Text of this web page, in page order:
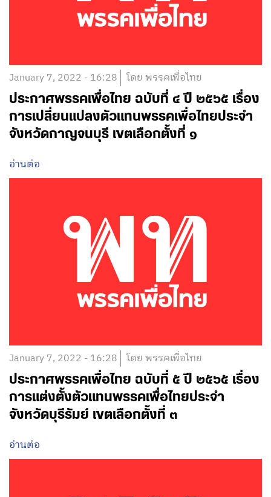
January 7, 2022 - 16:28 โดย พรรคเพื่อไทย
ประกาศพรรคเพื่อไทย ฉบับที่ ๔ ปี ๒๕๖๕ เรื่อง
การเปลี่ยนแปลงตัวแทนพรรคเพื่อไทยประจำ
จังหวัดกาญจนบุรี เขตเลือกตั้งที่ ๑
อ่านต่อ
January 7, 2022 - 16:28 โดย พรรคเพื่อไทย
ประกาศพรรคเพื่อไทย ฉบับที่ ๕ ปี ๒๕๖๕ เรื่อง
การแต่งตั้งตัวแทนพรรคเพื่อไทยประจำ
จังหวัดบุรีรัมย์ เขตเลือกตั้งที่ ๓
อ่านต่อ